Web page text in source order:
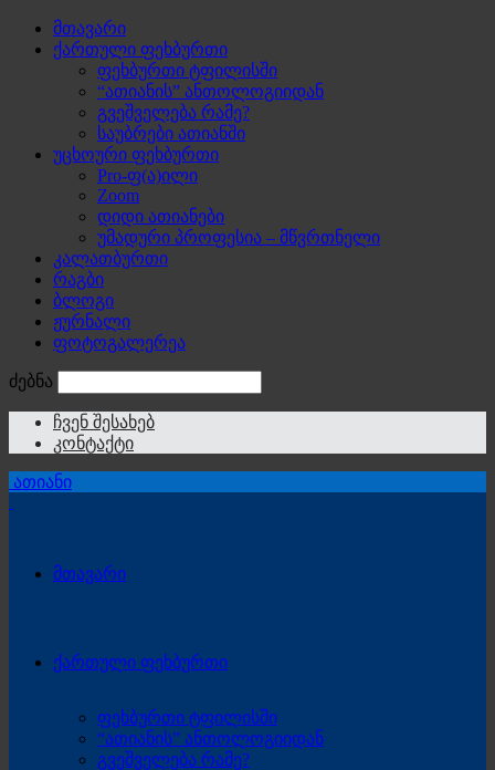
მთავარი
ქართული ფეხბურთი
ფეხბურთი ტფილისში
“ათიანის” ანთოლოგიიდან
გვეშველება რამე?
საუბრები ათიანში
უცხოური ფეხბურთი
Pro-ფ(ა)ილი
Zoom
დიდი ათიანები
უმადური პროფესია – მწვრთნელი
კალათბურთი
რაგბი
ბლოგი
ჟურნალი
ფოტოგალერეა
ძებნა
ჩვენ შესახებ
კონტაქტი
ათიანი
მთავარი
ქართული ფეხბურთი
ფეხბურთი ტფილისში
“ათიანის” ანთოლოგიიდან
გვეშველება რამე?